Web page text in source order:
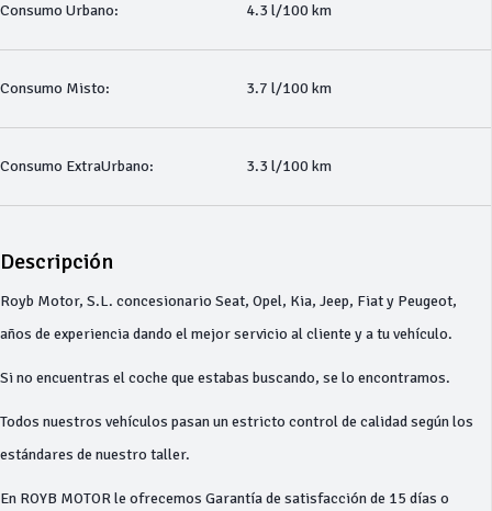
Consumo Urbano: 4.3 l/100 km
Consumo Misto: 3.7 l/100 km
Consumo ExtraUrbano: 3.3 l/100 km
Descripción
Royb Motor, S.L. concesionario Seat, Opel, Kia, Jeep, Fiat y Peugeot,
años de experiencia dando el mejor servicio al cliente y a tu vehículo.
Si no encuentras el coche que estabas buscando, se lo encontramos.
Todos nuestros vehículos pasan un estricto control de calidad según los
estándares de nuestro taller.
En ROYB MOTOR le ofrecemos Garantía de satisfacción de 15 días o